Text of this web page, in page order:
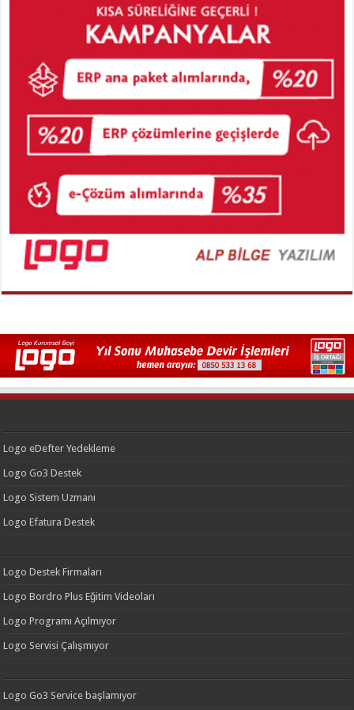
Logo eDefter Yedekleme
Logo Go3 Destek
Logo Sistem Uzmanı
Logo Efatura Destek
Logo Destek Firmaları
Logo Bordro Plus Eğitim Videoları
Logo Programı Açılmıyor
Logo Servisi Çalışmıyor
Logo Go3 Service başlamıyor